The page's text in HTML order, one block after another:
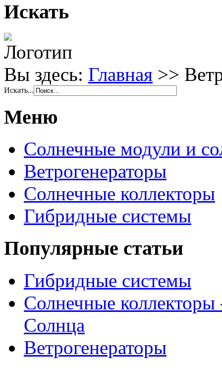
Искать
Вы здесь: Главная >>
Искать...
Меню
Солнечные модули и
Ветрогенераторы
Солнечные коллекторы
Гибридные системы
Популярные статьи
Гибридные системы
Солнечные коллекторы
Солнца
Ветрогенераторы